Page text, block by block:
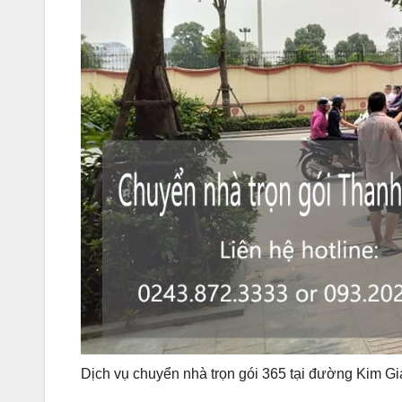
Dịch vụ chuyển nhà trọn gói 365 tại đường Kim